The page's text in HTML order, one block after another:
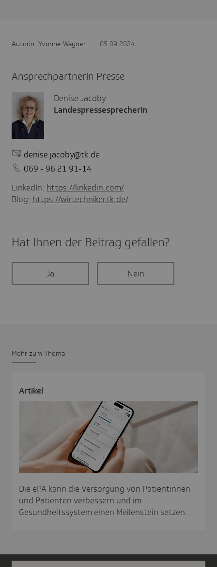
Autorin: Yvonne Wagner 05.09.2024
Ansprechpartnerin Presse
Denise Jacoby
Landespressesprecherin
denise.jacoby@tk.de
069 - 96 21 91-14
LinkedIn: https://linkedin.com/
Blog: https://wirtechniker.tk.de/
Hat Ihnen der Beitrag gefal­len?
Ja Nein
Mehr zum Thema
Artikel
Die ePA kann die Versorgung von Patientinnen
und Patienten verbessern und im
Gesundheitssystem einen Meilenstein setzen.